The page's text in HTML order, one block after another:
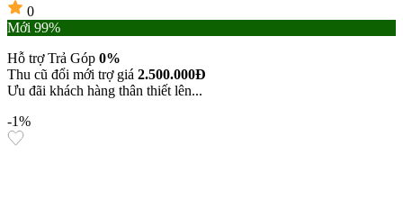
0
Mới 99%
Hỗ trợ Trả Góp 0%
Thu cũ đổi mới trợ giá 2.500.000Đ
Ưu đãi khách hàng thân thiết lên...
-1%